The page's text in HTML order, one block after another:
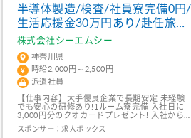
半導体製造/検査/社員寮完備0円/
生活応援金30万円あり/赴任旅費
あり
株式会社シーエムシー
神奈川県
時給2,000円～2,500円
派遣社員
【仕事内容】大手優良企業で長期安定 未経験
でも安心の研修あり!1ルーム寮完備 入社日に
3,000円分のクオカードプレゼント! 入社から1
年後には昇給あり! 2,000円からの高時給でシッ
カリ稼げる!<仕事内容>半導体部品の素材を製
スポンサー：求人ボックス